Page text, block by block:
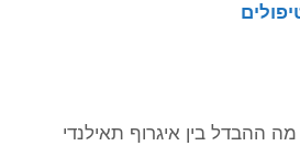
ההבדל בין איגרוף תאילנדי